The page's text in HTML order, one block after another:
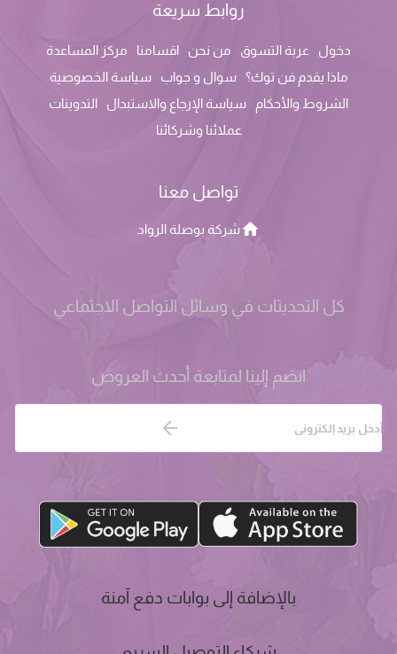
روابط سريعة
دخول عربة التسوق من نحن اقسامنا
مركز المساعدة
ماذا يقدم فن توك؟
سوال و جواب
سياسة الخصوصية
الشروط والأحكام
سياسة الإرجاع والاستبدال
التدوينات
عملائنا وشركائنا
تواصل معنا
شركة بوصلة الرواد
كل التحديثات في وسائل التواصل الاجتماعي
انضم إلينا لمتابعة أحدث العروض
بالإضافة إلى بوابات دفع آمنة